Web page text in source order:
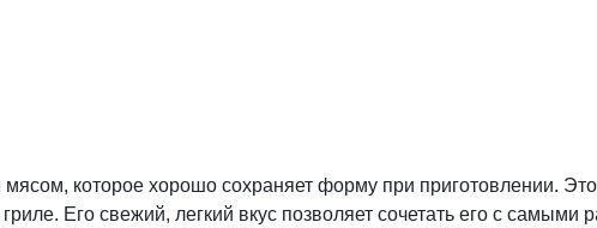
которое хорошо сохраняет форму при приготовлении.
Его свежий, легкий вкус позволяет сочетать его с самыми